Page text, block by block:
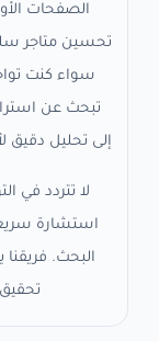
الصفحات
تحسين متاجر
سواء كنت
تبحث عن
إلى تحليل دقيق
لا تتردد في
استشارة
البحث.